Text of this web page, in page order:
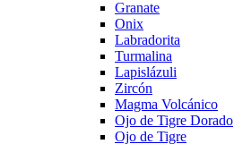
Granate
Onix
Labradorita
Turmalina
Lapislázuli
Zircón
Magma Volcánico
Ojo de Tigre Dorado
Ojo de Tigre